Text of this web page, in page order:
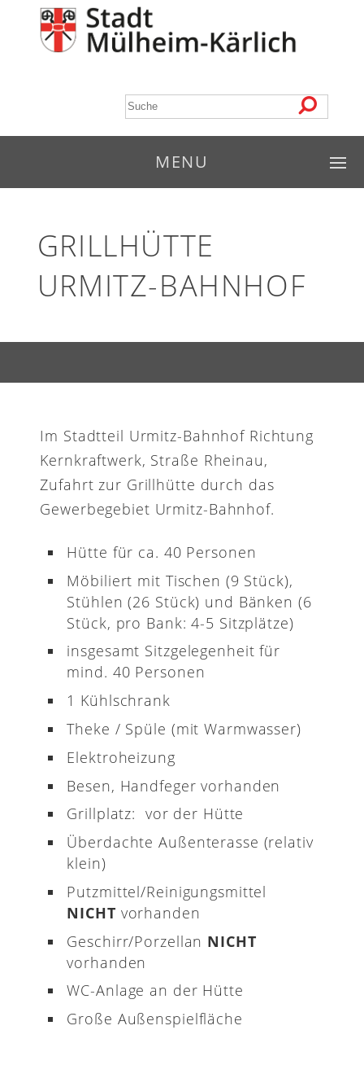
MENU
GRILLHÜTTE
URMITZ-BAHNHOF
Im Stadtteil Urmitz-Bahnhof Richtung
Kernkraftwerk, Straße Rheinau,
Zufahrt zur Grillhütte durch das
Gewerbegebiet Urmitz-Bahnhof.
Hütte für ca. 40 Personen
Möbiliert mit Tischen (9 Stück),
Stühlen (26 Stück) und Bänken (6
Stück, pro Bank: 4-5 Sitzplätze)
insgesamt Sitzgelegenheit für
mind. 40 Personen
1 Kühlschrank
Theke / Spüle (mit Warmwasser)
Elektroheizung
Besen, Handfeger vorhanden
Grillplatz: vor der Hütte
Überdachte Außenterasse (relativ
klein)
Putzmittel/Reinigungsmittel
NICHT vorhanden
Geschirr/Porzellan NICHT
vorhanden
WC-Anlage an der Hütte
Große Außenspielfläche